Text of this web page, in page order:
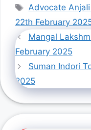
Tags
Advocate
22th February
Mangal
February 2025
Suman Indori
2025